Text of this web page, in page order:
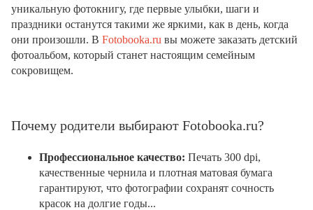
уникальную фотокнигу, где первые улыбки, шаги и
праздники останутся такими же яркими, как в день, когда
они произошли. В Fotobooka.ru вы можете заказать детский
фотоальбом, который станет настоящим семейным
сокровищем.
Почему родители выбирают Fotobooka.ru?
Профессиональное качество: Печать 300 dpi,
качественные чернила и плотная матовая бумага
гарантируют, что фотографии сохранят сочность
красок на долгие годы...